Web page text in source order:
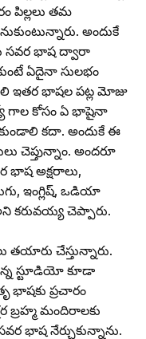
పిల్లలు తమ
అందుకే
సవర భాష ద్వారా
ఏదైనా సులభం
ఇతర భాషల పట్ల మోజు
గాల కోసం ఏ భాషైనా
కదా. అందుకే ఈ
చెప్తున్నాం. అందరూ
భాష అక్షరాలు,
ఇంగ్లిష్‌, ఒడియా
కరువయ్య చెప్పారు.
తయారు చేస్తున్నారు.
స్టూడియో కూడా
భాషకు ప్రచారం
బ్రహ్మ మందిరాలకు
భాష నేర్చుకున్నాను.